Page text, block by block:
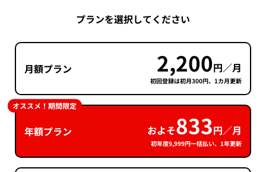
プランを選択してください
月額プラン 2,200円／月
初回登録は初月300円、1カ月更新
年額プラン およそ833円／月
初年度9,999円一括払い、1年更新
オススメ！期間限定